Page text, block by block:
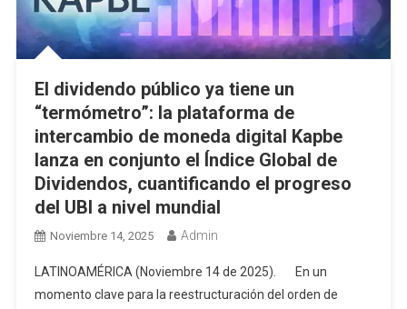
El dividendo público ya tiene un
“termómetro”: la plataforma de
intercambio de moneda digital Kapbe
lanza en conjunto el Índice Global de
Dividendos, cuantificando el progreso
del UBI a nivel mundial
Noviembre 14, 2025 Admin
LATINOAMÉRICA (Noviembre 14 de 2025). En un
momento clave para la reestructuración del orden de